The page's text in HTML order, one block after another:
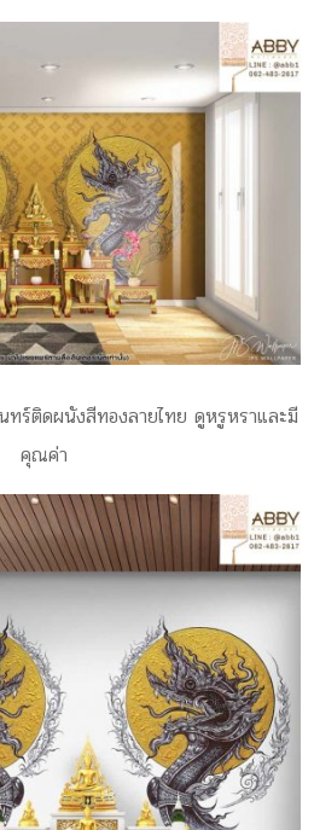
ร์ติดผนังสีทองลายไทย ดูหรูหราและมี
คุณค่า